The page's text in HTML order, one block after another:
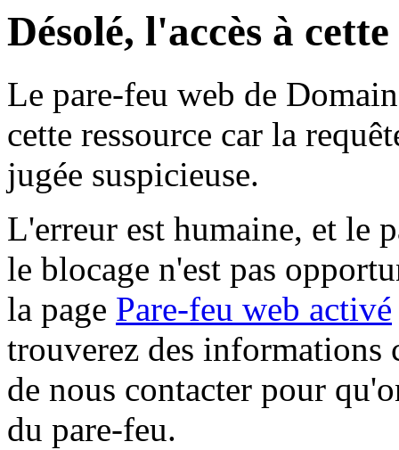
Désolé, l'accès à
Le pare-feu web de
cette ressource car la
jugée suspicieuse.
L'erreur est humaine, et le
le blocage n'est pas
la page Pare-feu web activé
trouverez des informations
de nous contacter pour
du pare-feu.